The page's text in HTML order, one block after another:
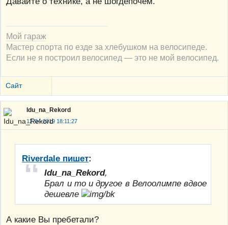
Мой гараж
Мастер спорта по езде за хлебушком на велосипеде.
Если не я построил велосипед — это не мой велосипед.
Сайт
Idu_na_Rekord
12-04-2019 18:11:27
Riverdale пишет:
Idu_na_Rekord,
Брал и то и другое в Велоолимпе вдвое
дешевле
А какие Вы пребетали?